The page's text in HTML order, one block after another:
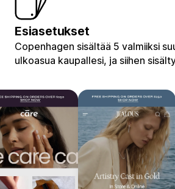
Esiasetukset
Copenhagen sisältää 5 valmiiksi
ulkoasua kaupallesi, ja siihen